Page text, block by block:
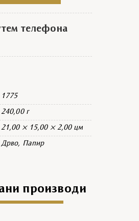
телефона
1775
240,00 г
21,00 × 15,00 × 2,00 цм
Дрво, Папир
производи